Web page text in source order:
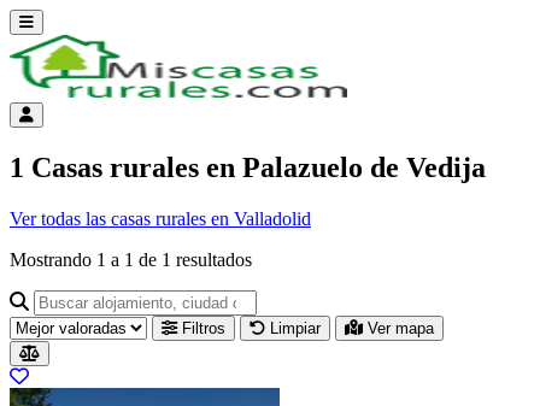
Abrir menú
Menú de cuenta
1 Casas rurales en Palazuelo de Vedija
Ver todas las casas rurales en Valladolid
Mostrando 1 a 1 de 1 resultados
Buscar alojamiento, ciudad o provincia para ir a su página
Filtros Limpiar Ver mapa
Resultados del listado